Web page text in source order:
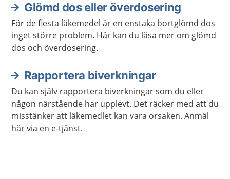
Glömd dos eller överdosering
För de flesta läkemedel är en enstaka bortglömd dos
inget större problem. Här kan du läsa mer om glömd
dos och överdosering.
Rapportera biverkningar
Du kan själv rapportera biverkningar som du eller
någon närstående har upplevt. Det räcker med att du
misstänker att läkemedlet kan vara orsaken. Anmäl
här via en e-tjänst.